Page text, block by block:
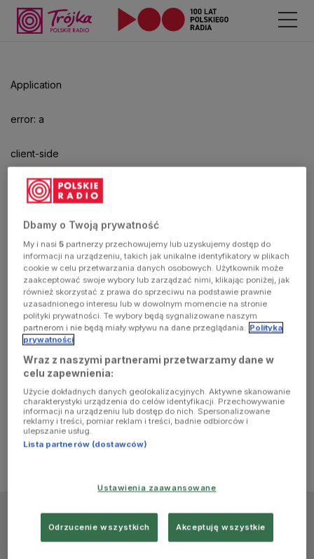
Application
error: a
client-side
exception
has
occurred
(see the
browser
console for
more
information)
aby
odtwarzać.
Dbamy o Twoją prywatność
My i nasi5 partnerzy przechowujemy lub uzyskujemy dostęp do
informacji na urządzeniu, takich jak unikalne identyfikatory w plikach
cookie w celu przetwarzania danych osobowych. Użytkownik może
zaakceptować swoje wybory lub zarządzać nimi, klikając poniżej, jak
również skorzystać z prawa do sprzeciwu na podstawie prawnie
uzasadnionego interesu lub w dowolnym momencie na stronie
polityki prywatności. Te wybory będą sygnalizowane naszym
partnerom i nie będą miały wpływu na dane przeglądania. Polityka
prywatności
Wraz z naszymi partnerami przetwarzamy dane w
celu zapewnienia:
Użycie dokładnych danych geolokalizacyjnych. Aktywne skanowanie
charakterystyki urządzenia do celów identyfikacji. Przechowywanie
informacji na urządzeniu lub dostęp do nich. Spersonalizowane
reklamy i treści, pomiar reklam i treści, badnie odbiorców i
ulepszanie usług.
Lista partnerów (dostawców)
Ustawienia zaawansowane
Odrzucenie wszystkich Akceptuję wszystkie